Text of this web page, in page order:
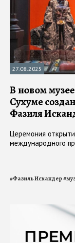
27.08.2025
В новом
Сухуме
Фазиля
Церемония
международного
#Фазиль Искандер#